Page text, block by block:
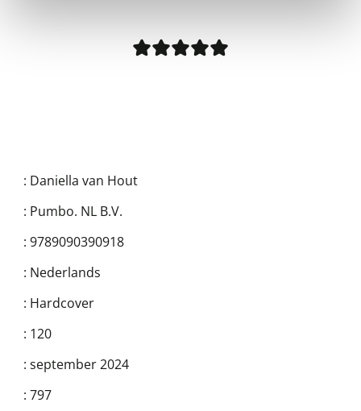
: Daniella van Hout
: Pumbo. NL B.V.
: 9789090390918
: Nederlands
: Hardcover
: 120
: september 2024
: 797